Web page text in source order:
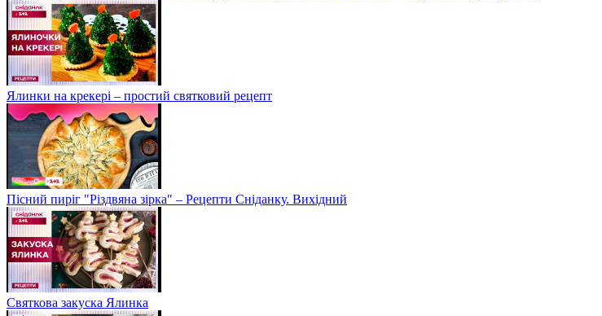
Ялинки на крекері – простий святковий рецепт
Пісний пиріг "Різдвяна зірка" – Рецепти Сніданку. Вихідний
Святкова закуска Ялинка